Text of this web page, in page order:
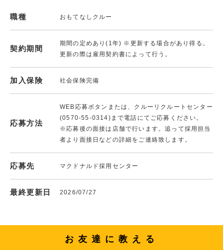
職種 おもてなしクルー
契約期間
期間の定めあり(1年) ※更新する場合があり得る。
更新の際は雇用契約書によって行う。
加入保険 社会保険完備
応募方法
WEB応募ボタンまたは、クルーリクルートセンター
(0570-55-0314)まで電話にてご応募ください。
※応募後の面接は店舗で行います。追って採用担当
者より面接日などの詳細をご連絡致します。
応募先 マクドナルド採用センター
最終更新日 2026/07/27
お友達に教える